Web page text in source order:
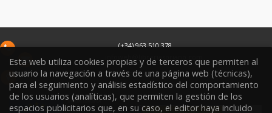
(+34) 963 510 378
infoweb@libreriasoriano.com
C/ Xàtiva 15
46002 Valencia España
Esta web utiliza cookies propias y de terceros que permiten al
usuario la navegación a través de una página web (técnicas),
para el seguimiento y análisis estadístico del comportamiento
de los usuarios (analíticas), que permiten la gestión de los
espacios publicitarios que, en su caso, el editor haya incluido